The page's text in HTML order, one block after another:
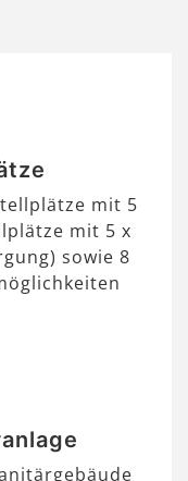
mit 5
mit 5 x
sowie 8